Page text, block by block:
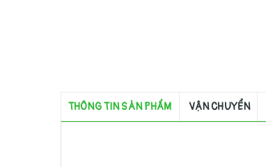
THÔNG TIN SẢN PHẨM VẬN CHUYỂN